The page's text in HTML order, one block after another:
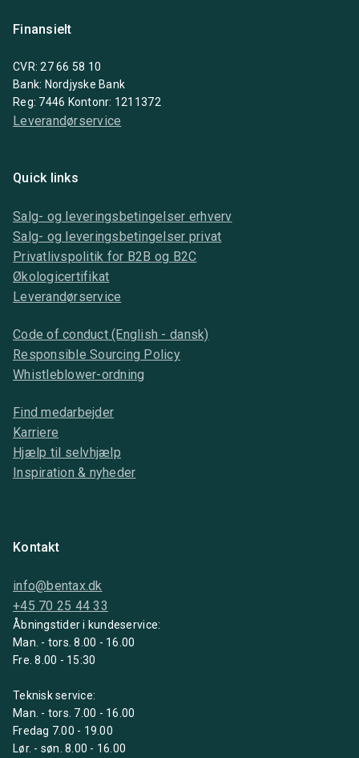
Finansielt
CVR: 27 66 58 10
Bank: Nordjyske Bank
Reg: 7446 Kontonr: 1211372
Leverandørservice
Quick links
Salg- og leveringsbetingelser erhverv
Salg- og leveringsbetingelser privat
Privatlivspolitik for B2B og B2C
Økologicertifikat
Leverandørservice
Code of conduct (English - dansk)
Responsible Sourcing Policy
Whistleblower-ordning
Find medarbejder
Karriere
Hjælp til selvhjælp
Inspiration & nyheder
Kontakt
info@bentax.dk
+45 70 25 44 33
Åbningstider i kundeservice:
Man. - tors. 8.00 - 16.00
Fre. 8.00 - 15:30
Teknisk service:
Man. - tors. 7.00 - 16.00
Fredag 7.00 - 19.00
Lør. - søn. 8.00 - 16.00